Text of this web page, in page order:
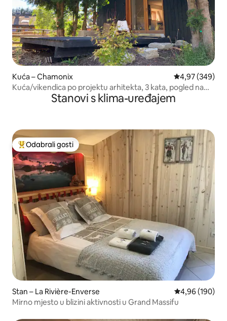
Kuća – Chamonix Prosječna
4,97 (349)
Kuća/vikendica po projektu arhitekta, 3 kata, pogled na
Stanovi s klima-uređajem
Među najviše rangiranima s oznakom „Odabrali gosti”
Odabrali gosti
Stan – La Rivière-Enverse Prosječna
4,96 (190)
Mirno mjesto u blizini aktivnosti u Grand Massifu